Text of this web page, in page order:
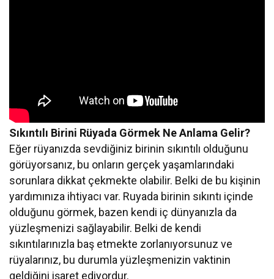
Sıkıntılı Birini Rüyada Görmek Ne Anlama Gelir?
Eğer rüyanızda sevdiğiniz birinin sıkıntılı olduğunu
görüyorsanız, bu onların gerçek yaşamlarındaki
sorunlara dikkat çekmekte olabilir. Belki de bu kişinin
yardımınıza ihtiyacı var. Ruyada birinin sıkıntı içinde
olduğunu görmek, bazen kendi iç dünyanızla da
yüzleşmenizi sağlayabilir. Belki de kendi
sıkıntılarınızla baş etmekte zorlanıyorsunuz ve
rüyalarınız, bu durumla yüzleşmenizin vaktinin
geldiğini işaret ediyordur.